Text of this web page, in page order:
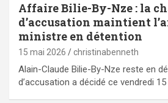
Affaire Bilie-By-Nze : la
d’accusation maintient
ministre en détention
15 mai 2026 christinabenneth
Alain-Claude Bilie-By-Nze reste en
d’accusation a décidé ce vendredi